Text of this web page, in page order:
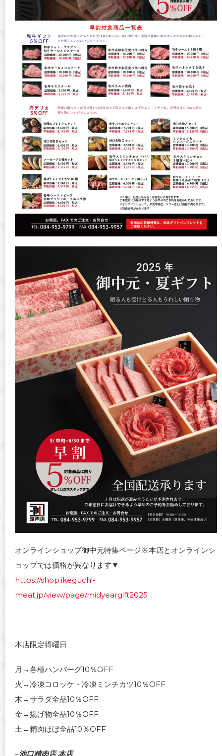
オンラインショップ御中元特集ページ※本店とオンラインシ
ョップでは価格が異なります▼
https://shop.ikeguchi-
meat.jp/view/page/midyeargift2025
本店限定得曜日—
月→各種ハンバーグ10％OFF
火→冷凍コロッケ・冷凍ミンチカツ10％OFF
木→サラダ全品10％OFF
金→揚げ物全品10％OFF
土→精肉ほぼ全品10％OFF
–池口精肉店 本店